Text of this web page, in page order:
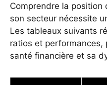
Comprendre la position
son secteur nécessite
Les tableaux suivants
ratios et performances,
santé financière et sa